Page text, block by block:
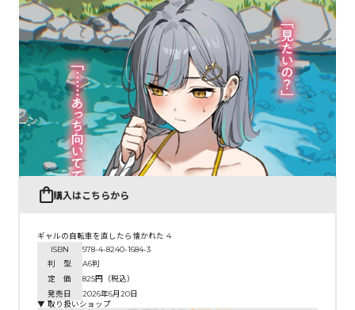
購入はこちらから
ギャルの自転車を直したら懐かれた 4
ISBN
978-4-8240-1684-3
判 型
A6判
定 価
825円（税込）
発売日
2026年6月20日
▼ 取り扱いショップ